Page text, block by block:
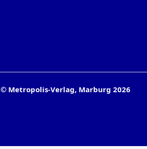
© Metropolis-Verlag, Marburg 2026